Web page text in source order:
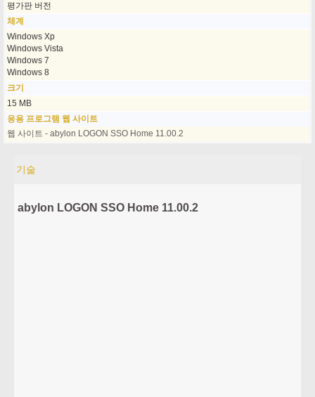
평가판 버전
체계
Windows Xp
Windows Vista
Windows 7
Windows 8
크기
15 MB
응용 프로그램 웹 사이트
웹 사이트 - abylon LOGON SSO Home 11.00.2
기술
abylon LOGON SSO Home 11.00.2